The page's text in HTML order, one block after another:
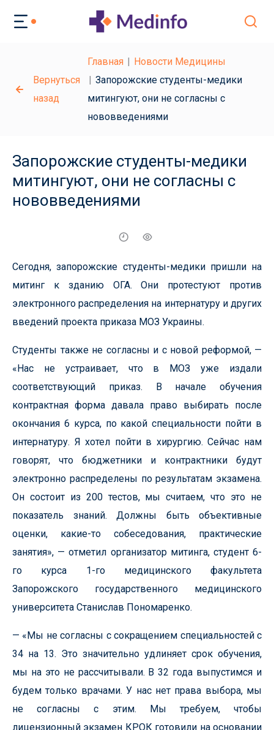
Вернуться
назад
Главная
Новости Медицины
Запорожские студенты-медики
митингуют, они не согласны с
нововведениями
Запорожские студенты-медики
митингуют, они не согласны с
нововведениями
Сегодня, запорожские студенты-медики пришли на
митинг к зданию ОГА. Они протестуют против
электронного распределения на интернатуру и других
введений проекта приказа МОЗ Украины.
Студенты также не согласны и с новой реформой, —
«Нас не устраивает, что в МОЗ уже издали
соответствующий приказ. В начале обучения
контрактная форма давала право выбирать после
окончания 6 курса, по какой специальности пойти в
интернатуру. Я хотел пойти в хирургию. Сейчас нам
говорят, что бюджетники и контрактники будут
электронно распределены по результатам экзамена.
Он состоит из 200 тестов, мы считаем, что это не
показатель знаний. Должны быть объективные
оценки, какие-то собеседования, практические
занятия», — отметил организатор митинга, студент 6-
го курса 1-го медицинского факультета
Запорожского государственного медицинского
университета Станислав Пономаренко.
— «Мы не согласны с сокращением специальностей с
34 на 13. Это значительно удлиняет срок обучения,
мы на это не рассчитывали. В 32 года выпустимся и
будем только врачами. У нас нет права выбора, мы
не согласны с этим. Мы требуем, чтобы
лицензионный экзамен КРОК готовили на основании